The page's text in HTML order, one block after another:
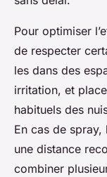
Pour optimiser
de respecter
les dans des
irritation, et
habituels des
En cas de
une distance
combiner